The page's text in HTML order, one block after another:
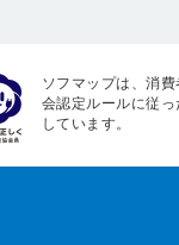
ソフマップは、消
会認定ルールに従
しています。